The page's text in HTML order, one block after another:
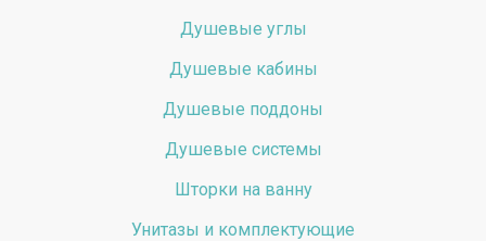
Душевые углы
Душевые кабины
Душевые поддоны
Душевые системы
Шторки на ванну
Унитазы и комплектующие